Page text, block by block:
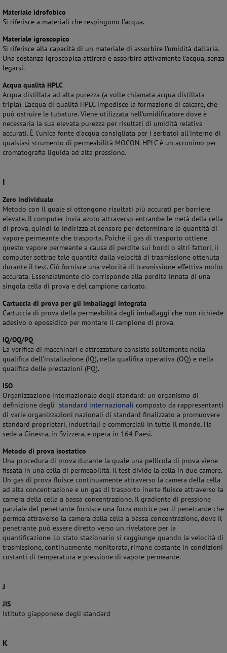
Materiale idrofobico
Si riferisce a materiali che respingono l'acqua.
Materiale igroscopico
Si riferisce alla capacità di un materiale di assorbire l'umidità dall'aria.
Una sostanza igroscopica attirerà e assorbirà attivamente l'acqua, senza
legarsi.
Acqua qualità HPLC
Acqua distillata ad alta purezza (a volte chiamata acqua distillata
tripla). L'acqua di qualità HPLC impedisce la formazione di calcare, che
può ostruire le tubature. Viene utilizzata nell'umidificatore dove è
necessaria la sua elevata purezza per risultati di umidità relativa
accurati. È l'unica fonte d'acqua consigliata per i serbatoi all'interno di
qualsiasi strumento di permeabilità MOCON. HPLC è un acronimo per
cromatografia liquida ad alta pressione.
I
Zero individuale
Metodo con il quale si ottengono risultati più accurati per barriere
elevate. Il computer invia azoto attraverso entrambe le metà della cella
di prova, quindi lo indirizza al sensore per determinare la quantità di
vapore permeante che trasporta. Poiché il gas di trasporto ottiene
questo vapore permeante a causa di perdite sui bordi o altri fattori, il
computer sottrae tale quantità dalla velocità di trasmissione ottenuta
durante il test. Ciò fornisce una velocità di trasmissione effettiva molto
accurata. Essenzialmente ciò corrisponde alla perdita innata di una
singola cella di prova e del campione caricato.
Cartuccia di prova per gli imballaggi integrata
Cartuccia di prova della permeabilità degli imballaggi che non richiede
adesivo o epossidico per montare il campione di prova.
IQ/OQ/PQ
La verifica di macchinari e attrezzature consiste solitamente nella
qualifica dell'installazione (IQ), nella qualifica operativa (OQ) e nella
qualifica delle prestazioni (PQ).
ISO
Organizzazione internazionale degli standard: un organismo di
definizione degli standard internazionali composto da rappresentanti
di varie organizzazioni nazionali di standard finalizzato a promuovere
standard proprietari, industriali e commerciali in tutto il mondo. Ha
sede a Ginevra, in Svizzera, e opera in 164 Paesi.
Metodo di prova isostatico
Una procedura di prova durante la quale una pellicola di prova viene
fissata in una cella di permeabilità. Il test divide la cella in due camere.
Un gas di prova fluisce continuamente attraverso la camera della cella
ad alta concentrazione e un gas di trasporto inerte fluisce attraverso la
camera della cella a bassa concentrazione. Il gradiente di pressione
parziale del penetrante fornisce una forza motrice per il penetrante che
permea attraverso la camera della cella a bassa concentrazione, dove il
penetrante può essere diretto verso un rivelatore per la
quantificazione. Lo stato stazionario si raggiunge quando la velocità di
trasmissione, continuamente monitorata, rimane costante in condizioni
costanti di temperatura e pressione di vapore permeante.
J
JIS
Istituto giapponese degli standard
K